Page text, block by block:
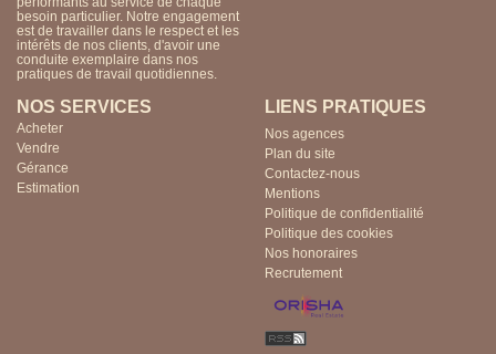
besoin particulier. Notre engagement
est de travailler dans le respect et les
intérêts de nos clients, d'avoir une
conduite exemplaire dans nos
pratiques de travail quotidiennes.
NOS SERVICES
Acheter
Vendre
Gérance
Estimation
LIENS PRATIQUES
Nos agences
Plan du site
Contactez-nous
Mentions
Politique de confidentialité
Politique des cookies
Nos honoraires
Recrutement